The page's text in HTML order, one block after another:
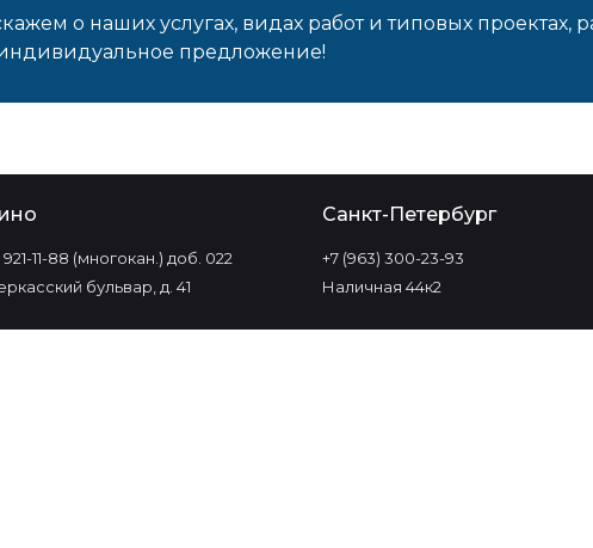
о наших услугах, видах работ и типовых проектах,
предложение!
921-11-88 (многокан.) доб. 022
бульвар, д. 41
Санкт-Петербург
+7 (963) 300-23-93
Наличная 44к2